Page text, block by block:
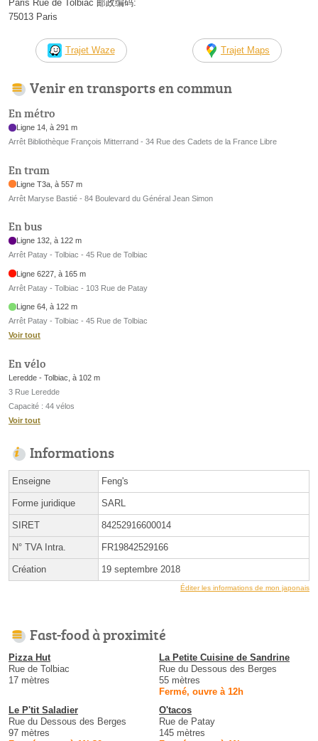
Paris Rue de Tolbiac 邮政编码:
75013 Paris
Trajet Waze Trajet Maps
Venir en transports en commun
En métro
Ligne 14, à 291 m
Arrêt Bibliothèque François Mitterrand - 34 Rue des Cadets de la France Libre
En tram
Ligne T3a, à 557 m
Arrêt Maryse Bastié - 84 Boulevard du Général Jean Simon
En bus
Ligne 132, à 122 m
Arrêt Patay - Tolbiac - 45 Rue de Tolbiac
Ligne 6227, à 165 m
Arrêt Patay - Tolbiac - 103 Rue de Patay
Ligne 64, à 122 m
Arrêt Patay - Tolbiac - 45 Rue de Tolbiac
Voir tout
En vélo
Leredde - Tolbiac, à 102 m
3 Rue Leredde
Capacité : 44 vélos
Voir tout
Informations
Enseigne Feng's
Forme juridique SARL
SIRET 84252916600014
N° TVA Intra. FR19842529166
Création 19 septembre 2018
Éditer les informations de mon japonais
Fast-food à proximité
Pizza Hut
Rue de Tolbiac
17 mètres
La Petite Cuisine de Sandrine
Rue du Dessous des Berges
55 mètres
Fermé, ouvre à 12h
Le P'tit Saladier
Rue du Dessous des Berges
97 mètres
O'tacos
Rue de Patay
145 mètres